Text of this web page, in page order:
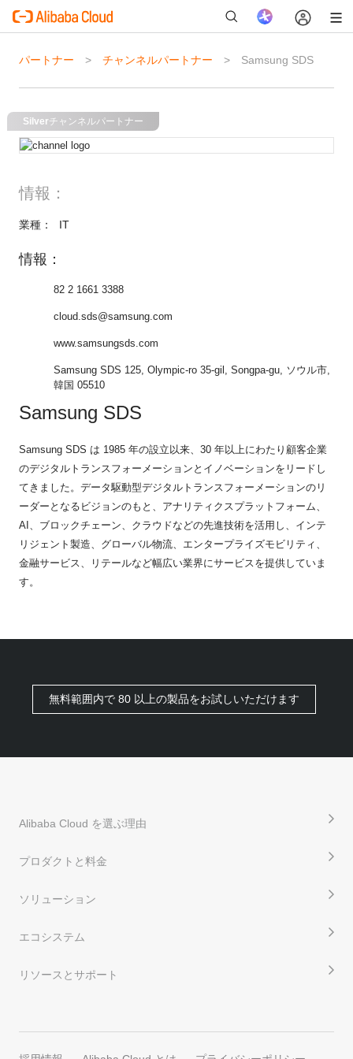
パートナー チャンネルパートナー Samsung SDS
情報：
業種： IT
情報：
82 2 1661 3388
cloud.sds@samsung.com
www.samsungsds.com
Samsung SDS 125, Olympic-ro 35-gil, Songpa-gu, ソウル市,
韓国 05510
Silverチャンネルパートナー
Samsung SDS
Samsung SDS は 1985 年の設立以来、30 年以上にわたり顧客企業
のデジタルトランスフォーメーションとイノベーションをリードし
てきました。データ駆動型デジタルトランスフォーメーションのリ
ーダーとなるビジョンのもと、アナリティクスプラットフォーム、
AI、ブロックチェーン、クラウドなどの先進技術を活用し、インテ
リジェント製造、グローバル物流、エンタープライズモビリティ、
金融サービス、リテールなど幅広い業界にサービスを提供していま
す。
無料範囲内で 80 以上の製品をお試しいただけます
Alibaba Cloud を選ぶ理由
プロダクトと料金
ソリューション
エコシステム
リソースとサポート